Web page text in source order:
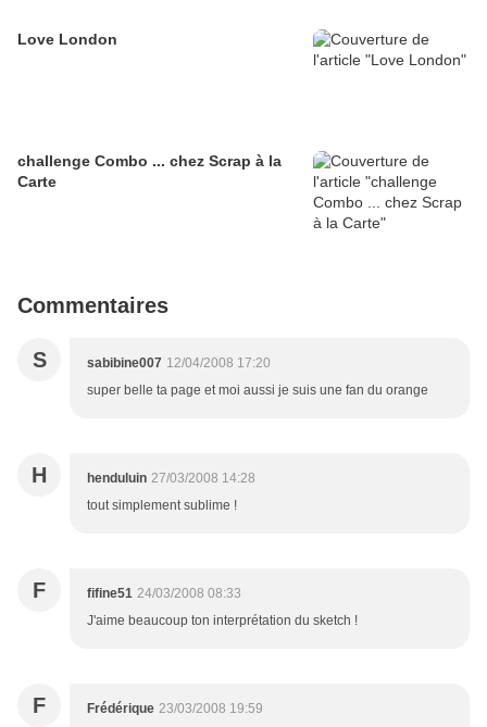
Love London
challenge Combo ... chez Scrap à la
Carte
Commentaires
S sabibine007 12/04/2008 17:20
super belle ta page et moi aussi je suis une fan du orange
H henduluin 27/03/2008 14:28
tout simplement sublime !
F fifine51 24/03/2008 08:33
J'aime beaucoup ton interprétation du sketch !
F Frédérique 23/03/2008 19:59